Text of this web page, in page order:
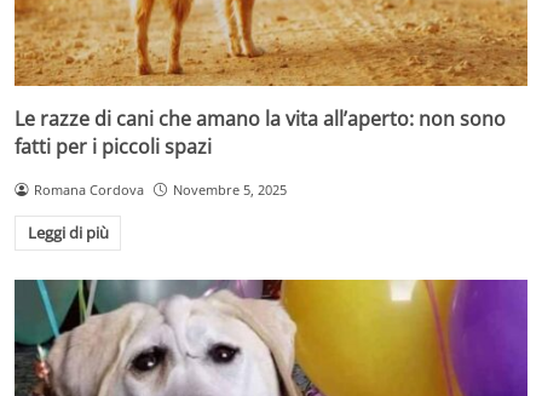
Le razze di cani che amano la vita all’aperto: non sono
fatti per i piccoli spazi
Romana Cordova Novembre 5, 2025
Leggi di più